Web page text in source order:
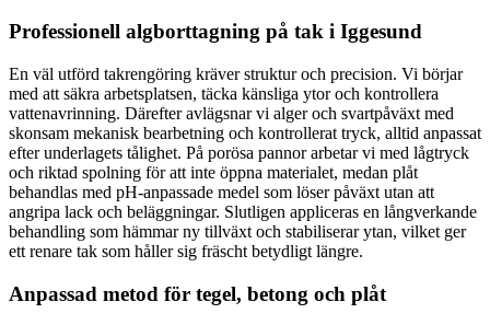
Professionell algborttagning på tak i Iggesund
En väl utförd takrengöring kräver struktur och precision. Vi börjar
med att säkra arbetsplatsen, täcka känsliga ytor och kontrollera
vattenavrinning. Därefter avlägsnar vi alger och svartpåväxt med
skonsam mekanisk bearbetning och kontrollerat tryck, alltid anpassat
efter underlagets tålighet. På porösa pannor arbetar vi med lågtryck
och riktad spolning för att inte öppna materialet, medan plåt
behandlas med pH-anpassade medel som löser påväxt utan att
angripa lack och beläggningar. Slutligen appliceras en långverkande
behandling som hämmar ny tillväxt och stabiliserar ytan, vilket ger
ett renare tak som håller sig fräscht betydligt längre.
Anpassad metod för tegel, betong och plåt